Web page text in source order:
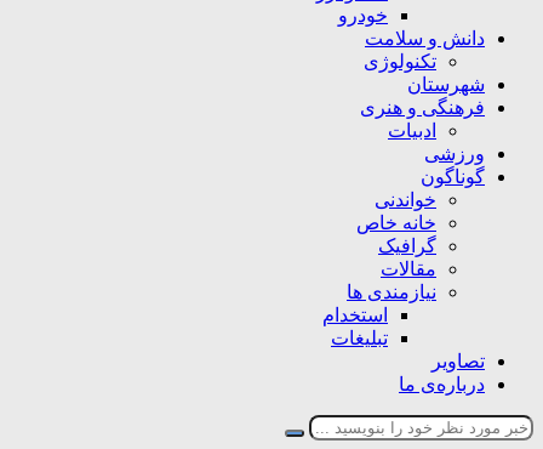
خودرو
دانش و سلامت
تکنولوژی
شهرستان
فرهنگی و هنری
ادبیات
ورزشی
گوناگون
خواندنی
خانه خاص
گرافیک
مقالات
نیازمندی ها
استخدام
تبلیغات
تصاویر
درباره‌ی ما